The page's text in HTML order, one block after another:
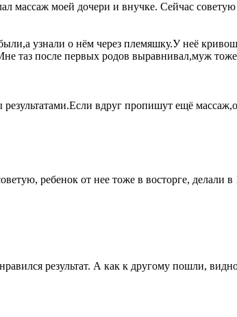
массаж моей дочери и внучке. Сейчас
узнали о нём через племяшку.У неё
таз после первых родов выравнивал,муж
вдруг пропишут ещё
ребенок от нее тоже в восторге, делали
результат. А как к другому пошли,